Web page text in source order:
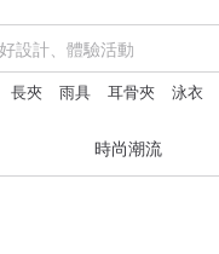
長夾 雨具 耳骨夾 泳衣
時尚潮流